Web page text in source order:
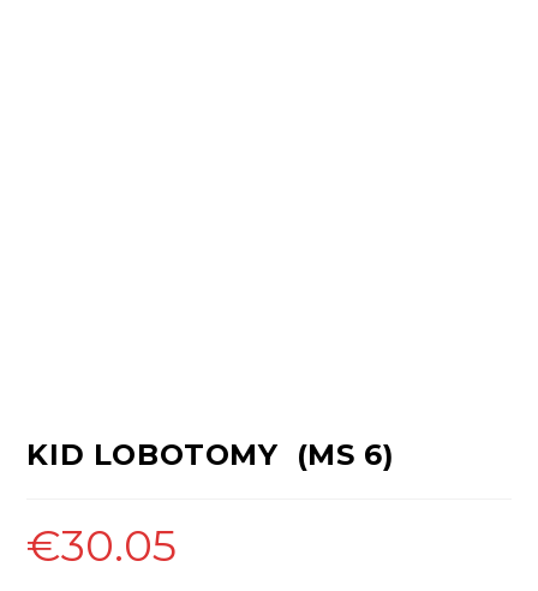
KID LOBOTOMY (MS 6)
€30.05